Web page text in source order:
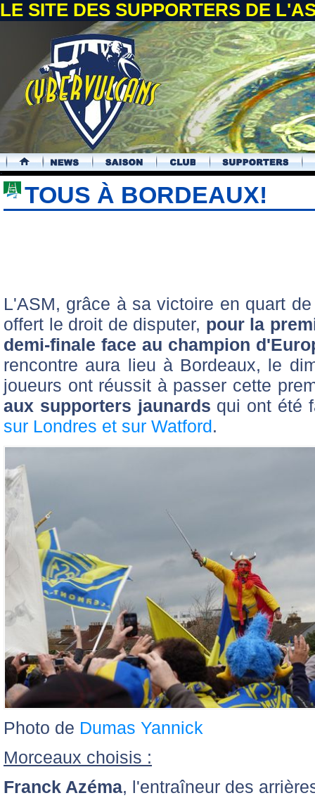
LE SITE DES SUPPORTERS DE
.
TOUS À BORDEAUX!
L'ASM, grâce à sa victoire en quart
offert le droit de disputer, pour la
demi-finale face au champion
rencontre aura lieu à Bordeaux, le
joueurs ont réussit à passer cette
aux supporters jaunards qui ont été
sur Londres et sur Watford.
Photo de Dumas Yannick
Morceaux choisis :
Franck Azéma, l'entraîneur des